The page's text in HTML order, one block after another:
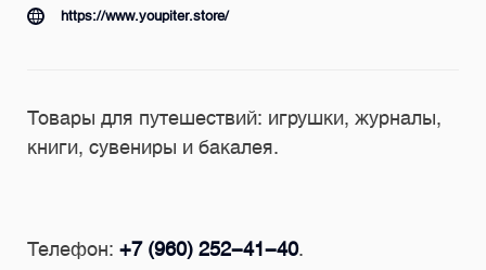
https://www.youpiter.store/
Товары для путешествий: игрушки, журналы,
книги, сувениры и бакалея.
Телефон: +7 (960) 252-41-40.